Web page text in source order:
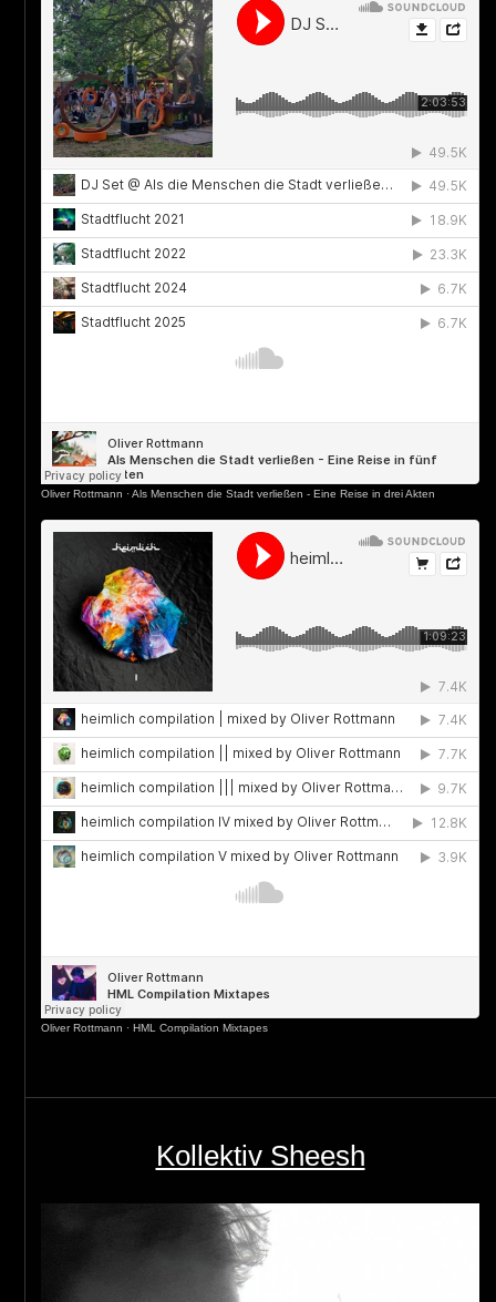
Oliver Rottmann ·Als Menschen die Stadt verließen - Eine Reise in drei Akten
Oliver Rottmann · HML Compilation Mixtapes
Kollektiv Sheesh